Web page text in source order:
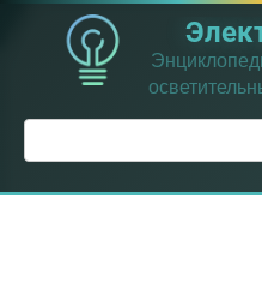
Перейти
контенту
Поиск: